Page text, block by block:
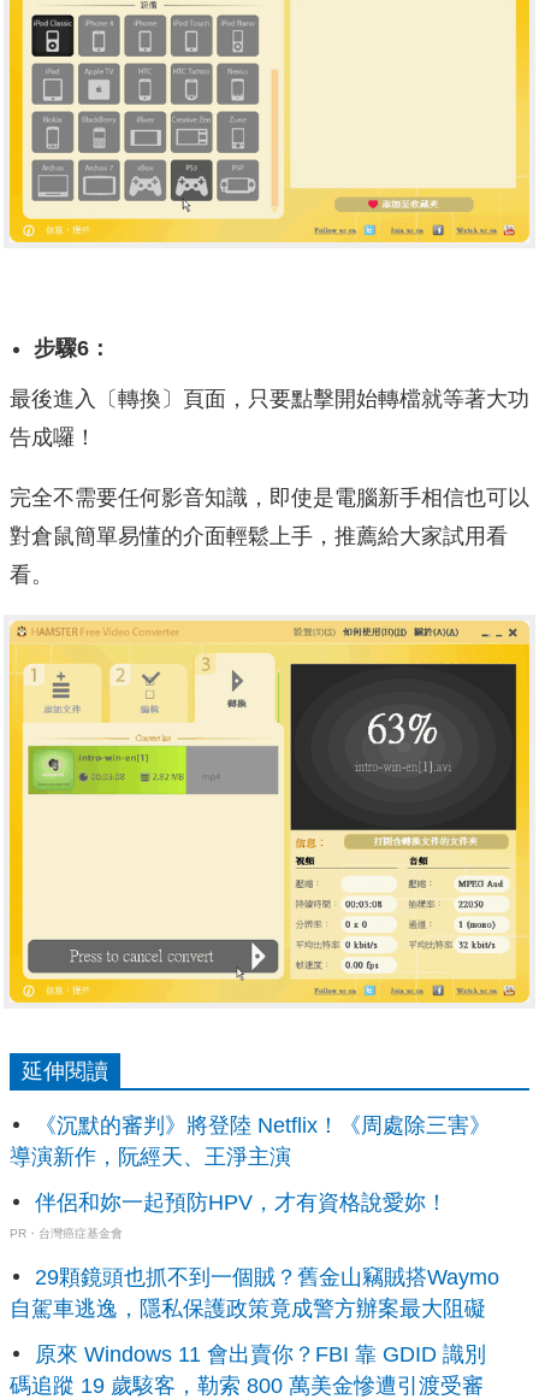
步驟6：
最後進入〔轉換〕頁面，只要點擊開始轉檔就等著大功
告成囉！
完全不需要任何影音知識，即使是電腦新手相信也可以
對倉鼠簡單易懂的介面輕鬆上手，推薦給大家試用看
看。
延伸閱讀
《沉默的審判》將登陸 Netflix！《周處除三害》
導演新作，阮經天、王淨主演
伴侶和妳一起預防HPV，才有資格說愛妳！
PR・台灣癌症基金會
29顆鏡頭也抓不到一個賊？舊金山竊賊搭Waymo
自駕車逃逸，隱私保護政策竟成警方辦案最大阻礙
原來 Windows 11 會出賣你？FBI 靠 GDID 識別
碼追蹤 19 歲駭客，勒索 800 萬美金慘遭引渡受審